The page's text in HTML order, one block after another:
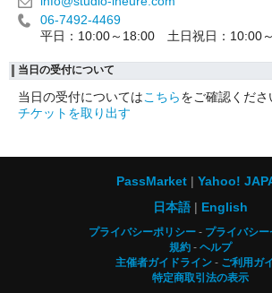
06-7492-4469
平日：10:00～18:00 土日祝日：10:00
当日の受付について
当日の受付についてはこちらをご確認くださ
チケットを取り出す
PassMarket
Yahoo!
日本語
English
プライバシーポリシー
プライバシ
規約
ヘルプ
主催者ガイドライン
ご利用ガ
特定商取引法の表示